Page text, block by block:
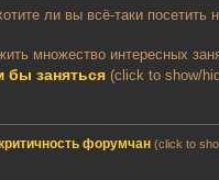
ли вы всё-таки
множество интересных
бы заняться (click to show/
форумчан (click to